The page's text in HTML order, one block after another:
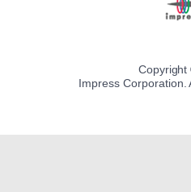
Copyright
Impress Corporation.